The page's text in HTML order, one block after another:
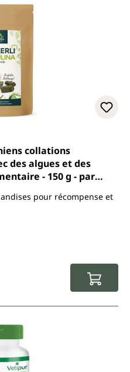
des algues et des
pour récompense et